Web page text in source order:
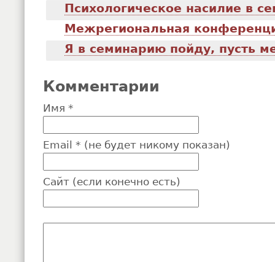
Психологическое насилие в
Межрегиональная
Я в семинарию пойду, пусть
Комментарии
Имя *
Email * (не будет никому показан)
Сайт (если конечно есть)